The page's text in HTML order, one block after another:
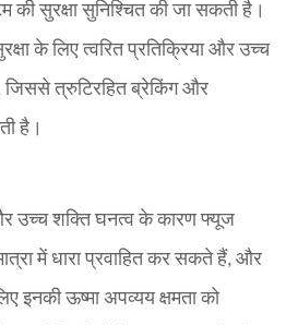
की सुरक्षा सुनिश्चित की जा सकती है।
के लिए त्वरित प्रतिक्रिया और उच्च
जिससे त्रुटिरहित ब्रेकिंग और
है।
उच्च शक्ति घनत्व के कारण फ्यूज
में धारा प्रवाहित कर सकते हैं, और
इनकी ऊष्मा अपव्यय क्षमता को